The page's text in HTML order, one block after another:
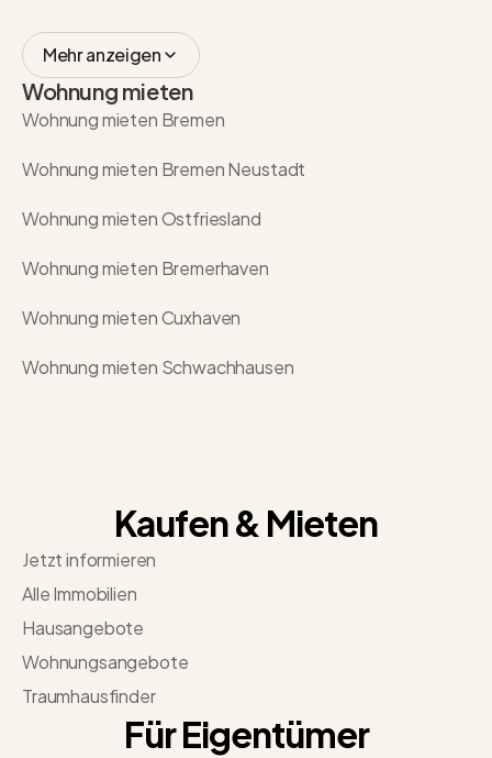
Mehr anzeigen
Wohnung mieten
Wohnung mieten Bremen
Wohnung mieten Bremen Neustadt
Wohnung mieten Ostfriesland
Wohnung mieten Bremerhaven
Wohnung mieten Cuxhaven
Wohnung mieten Schwachhausen
Kaufen & Mieten
Jetzt informieren
Alle Immobilien
Hausangebote
Wohnungsangebote
Traumhausfinder
Für Eigentümer